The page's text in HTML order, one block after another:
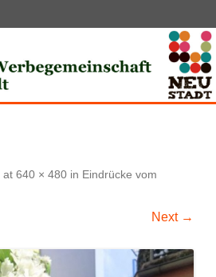
at 640 × 480 in Eindrücke vom
Next →